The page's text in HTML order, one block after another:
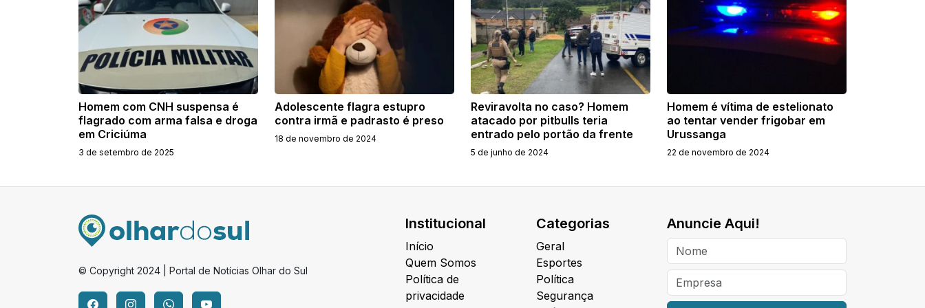
Homem com CNH suspensa é
flagrado com arma falsa e droga
em Criciúma
3 de setembro de 2025
Adolescente flagra estupro
contra irmã e padrasto é preso
18 de novembro de 2024
Reviravolta no caso? Homem
atacado por pitbulls teria
entrado pelo portão da frente
5 de junho de 2024
Homem é vítima de estelionato
ao tentar vender frigobar em
Urussanga
22 de novembro de 2024
© Copyright 2024 | Portal de Notícias Olhar do Sul
Institucional
Início
Quem Somos
Política de
privacidade
Categorias
Geral
Esportes
Política
Segurança
Anuncie Aqui!